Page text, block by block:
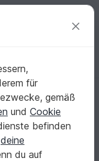
Kostenlos registrieren
Amigurumi
für
gemäß
und Cookie
befinden
deine
du auf